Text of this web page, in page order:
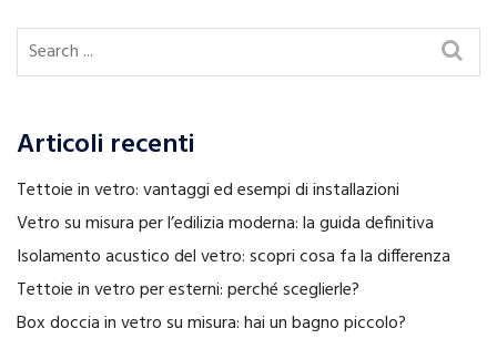
Articoli recenti
Tettoie in vetro: vantaggi ed esempi di installazioni
Vetro su misura per l’edilizia moderna: la guida definitiva
Isolamento acustico del vetro: scopri cosa fa la differenza
Tettoie in vetro per esterni: perché sceglierle?
Box doccia in vetro su misura: hai un bagno piccolo?